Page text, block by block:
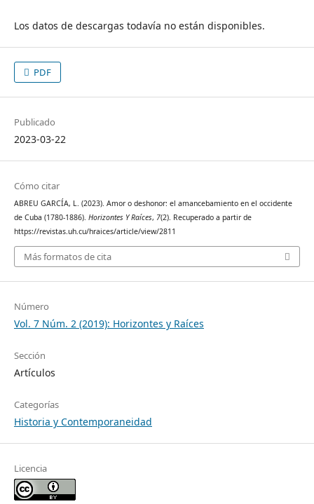
Los datos de descargas todavía no están disponibles.
PDF
Publicado
2023-03-22
Cómo citar
ABREU GARCÍA, L. (2023). Amor o deshonor: el amancebamiento en el occidente
de Cuba (1780-1886). Horizontes Y Raíces, 7(2). Recuperado a partir de
https://revistas.uh.cu/hraices/article/view/2811
Más formatos de cita
Número
Vol. 7 Núm. 2 (2019): Horizontes y Raíces
Sección
Artículos
Categorías
Historia y Contemporaneidad
Licencia